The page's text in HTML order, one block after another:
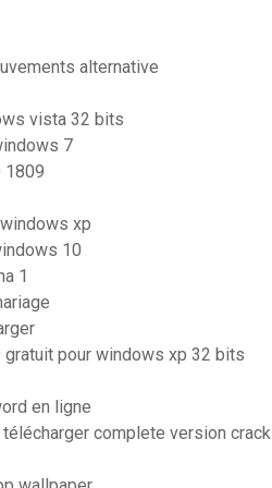
alternative
vista 32 bits
7
1809
xp
10
1
pour windows xp 32 bits
en ligne
complete version crack